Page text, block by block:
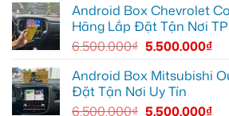
tiện
ích
Everest
tại
Thủ
Đức
cần
sáng
tốt
hơn
Android Box Chevrolet
Hãng Lắp Đặt Tận Nơi
6.500.000₫ 5.500.000₫
Android Box Mitsubishi
Đặt Tận Nơi Uy Tín
6.500.000₫ 5.500.000₫